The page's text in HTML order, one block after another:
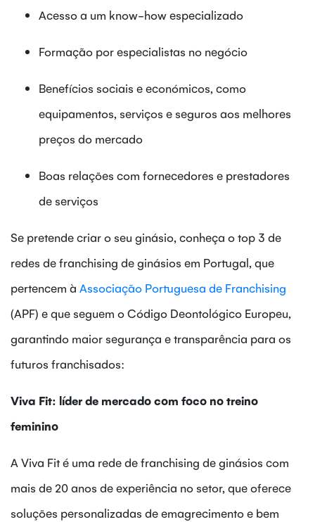
Acesso a um know-how especializado
Formação por especialistas no negócio
Benefícios sociais e económicos, como
equipamentos, serviços e seguros aos melhores
preços do mercado
Boas relações com fornecedores e prestadores
de serviços
Se pretende criar o seu ginásio, conheça o top 3 de
redes de franchising de ginásios em Portugal, que
pertencem à Associação Portuguesa de Franchising
(APF) e que seguem o Código Deontológico Europeu,
garantindo maior segurança e transparência para os
futuros franchisados:
Viva Fit: líder de mercado com foco no treino
feminino
A Viva Fit é uma rede de franchising de ginásios com
mais de 20 anos de experiência no setor, que oferece
soluções personalizadas de emagrecimento e bem